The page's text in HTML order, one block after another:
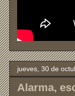
jueves, 30 de
Alarma,